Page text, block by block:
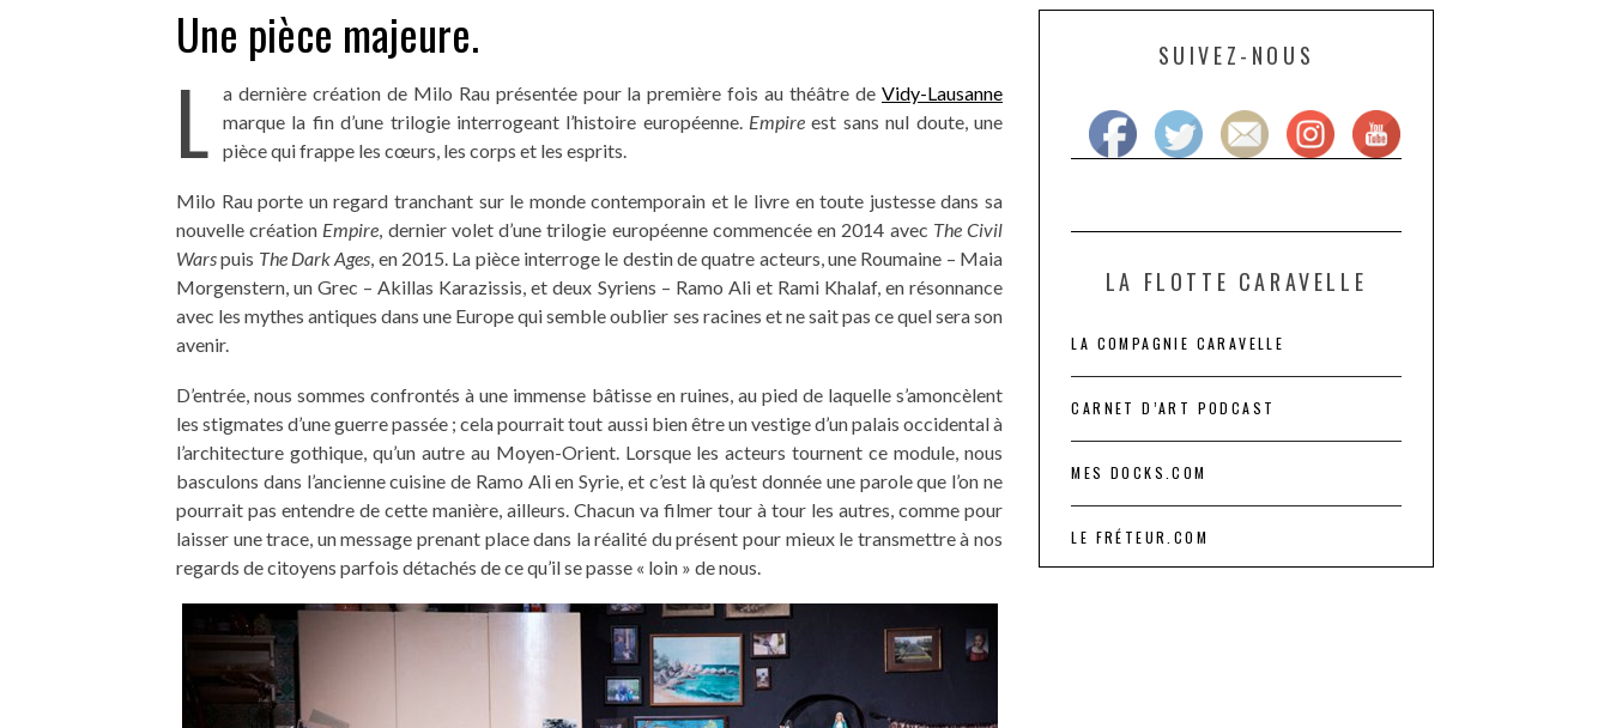
Une pièce majeure.
L a dernière création de Milo Rau présentée pour la première fois au théâtre de Vidy-Lausanne
marque la fin d’une trilogie interrogeant l’histoire européenne. Empire est sans nul doute, une
pièce qui frappe les cœurs, les corps et les esprits.
Milo Rau porte un regard tranchant sur le monde contemporain et le livre en toute justesse dans sa
nouvelle création Empire, dernier volet d’une trilogie européenne commencée en 2014 avec The Civil
Warspuis The Dark Ages, en 2015. La pièce interroge le destin de quatre acteurs, une Roumaine – Maia
Morgenstern, un Grec – Akillas Karazissis, et deux Syriens – Ramo Ali et Rami Khalaf, en résonnance
avec les mythes antiques dans une Europe qui semble oublier ses racines et ne sait pas ce quel sera son
avenir.
D’entrée, nous sommes confrontés à une immense bâtisse en ruines, au pied de laquelle s’amoncèlent
les stigmates d’une guerre passée ; cela pourrait tout aussi bien être un vestige d’un palais occidental à
l’architecture gothique, qu’un autre au Moyen-Orient. Lorsque les acteurs tournent ce module, nous
basculons dans l’ancienne cuisine de Ramo Ali en Syrie, et c’est là qu’est donnée une parole que l’on ne
pourrait pas entendre de cette manière, ailleurs. Chacun va filmer tour à tour les autres, comme pour
laisser une trace, un message prenant place dans la réalité du présent pour mieux le transmettre à nos
regards de citoyens parfois détachés de ce qu’il se passe « loin » de nous.
SUIVEZ-NOUS
LA FLOTTE CARAVELLE
LA COMPAGNIE CARAVELLE
CARNET D’ART PODCAST
MES DOCKS.COM
LE FRÉTEUR.COM